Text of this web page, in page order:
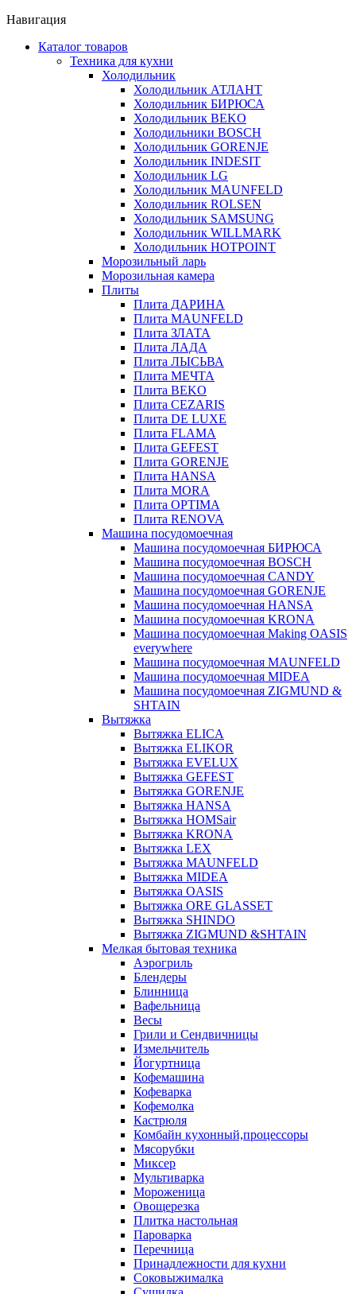
Навигация
Каталог товаров
Техника для кухни
Холодильник
Холодильник АТЛАНТ
Холодильник БИРЮСА
Холодильник BEKO
Холодильники BOSCH
Холодильник GORENJE
Холодильник INDESIT
Холодильник LG
Холодильник MAUNFELD
Холодильник ROLSEN
Холодильник SAMSUNG
Холодильник WILLMARK
Холодильник HOTPOINT
Морозильный ларь
Морозильная камера
Плиты
Плита ДАРИНА
Плита MAUNFELD
Плита ЗЛАТА
Плита ЛАДА
Плита ЛЫСЬВА
Плита МЕЧТА
Плита BEKO
Плита CEZARIS
Плита DE LUXE
Плита FLAMA
Плита GEFEST
Плита GORENJE
Плита HANSA
Плита MORA
Плита OPTIMA
Плита RENOVA
Машина посудомоечная
Машина посудомоечная БИРЮСА
Машина посудомоечная BOSCH
Машина посудомоечная CANDY
Машина посудомоечная GORENJE
Машина посудомоечная HANSA
Машина посудомоечная KRONA
Машина посудомоечная Making OASIS
everywhere
Машина посудомоечная MAUNFELD
Машина посудомоечная MIDEA
Машина посудомоечная ZIGMUND &
SHTAIN
Вытяжка
Вытяжка ELICA
Вытяжка ELIKOR
Вытяжка EVELUX
Вытяжка GEFEST
Вытяжка GORENJE
Вытяжка HANSA
Вытяжка HOMSair
Вытяжка KRONA
Вытяжка LEX
Вытяжка MAUNFELD
Вытяжка MIDEA
Вытяжка OASIS
Вытяжка ORE GLASSET
Вытяжка SHINDO
Вытяжка ZIGMUND &SHTAIN
Мелкая бытовая техника
Аэрогриль
Блендеры
Блинница
Вафельница
Весы
Грили и Сендвичницы
Измельчитель
Йогуртница
Кофемашина
Кофеварка
Кофемолка
Кастрюля
Комбайн кухонный,процессоры
Мясорубки
Миксер
Мультиварка
Мороженица
Овощерезка
Плитка настольная
Пароварка
Перечница
Принадлежности для кухни
Соковыжималка